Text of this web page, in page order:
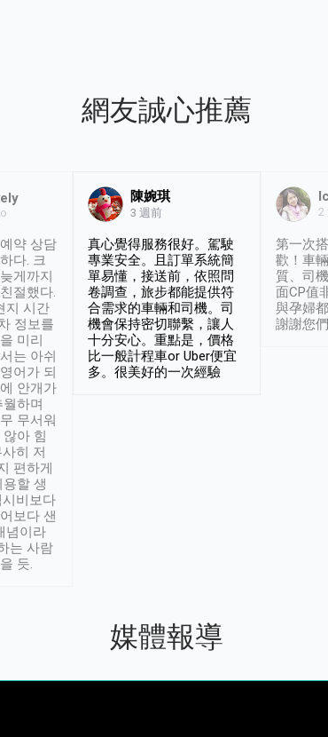
網友誠心推薦
약 상담
다. 크
게까지
절했다.
지 시간
정보를
미리
는 아쉬
어가 되
안개가
하며
무서워
아 힘
히 저
편하게
할 생
비보다
보다 샌
념이라
는 사람
듯.
陳婉琪
3 週前
真心覺得服務很好。駕駛
專業安全。且訂單系統簡
單易懂，接送前，依照問
卷調查，旅步都能提供符
合需求的車輛和司機。司
機會保持密切聯繫，讓人
十分安心。重點是，價格
比一般計程車or Uber便宜
多。很美好的一次經驗
2
第一次
歡！車
質、司
面CP值
與孕婦
謝謝您們
媒體報導